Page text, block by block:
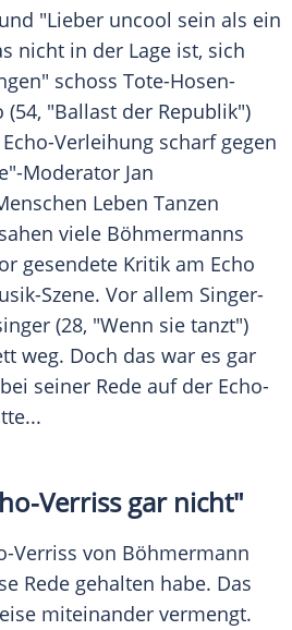
"Lieber uncool sein als ein
nicht in der Lage ist, sich
schoss Tote-Hosen-
(54, "Ballast der Republik")
Verleihung scharf gegen
"-Moderator Jan
Leben Tanzen
viele Böhmermanns
gesendete Kritik am Echo
Szene. Vor allem Singer-
(28, "Wenn sie tanzt")
weg. Doch das war es gar
bei seiner Rede auf der Echo-
Verriss gar nicht"
Verriss von Böhmermann
Rede gehalten habe. Das
miteinander vermengt.